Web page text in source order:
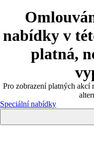
nabídky v
platná,
Pro zobrazení platných akcí
Speciální nabídky